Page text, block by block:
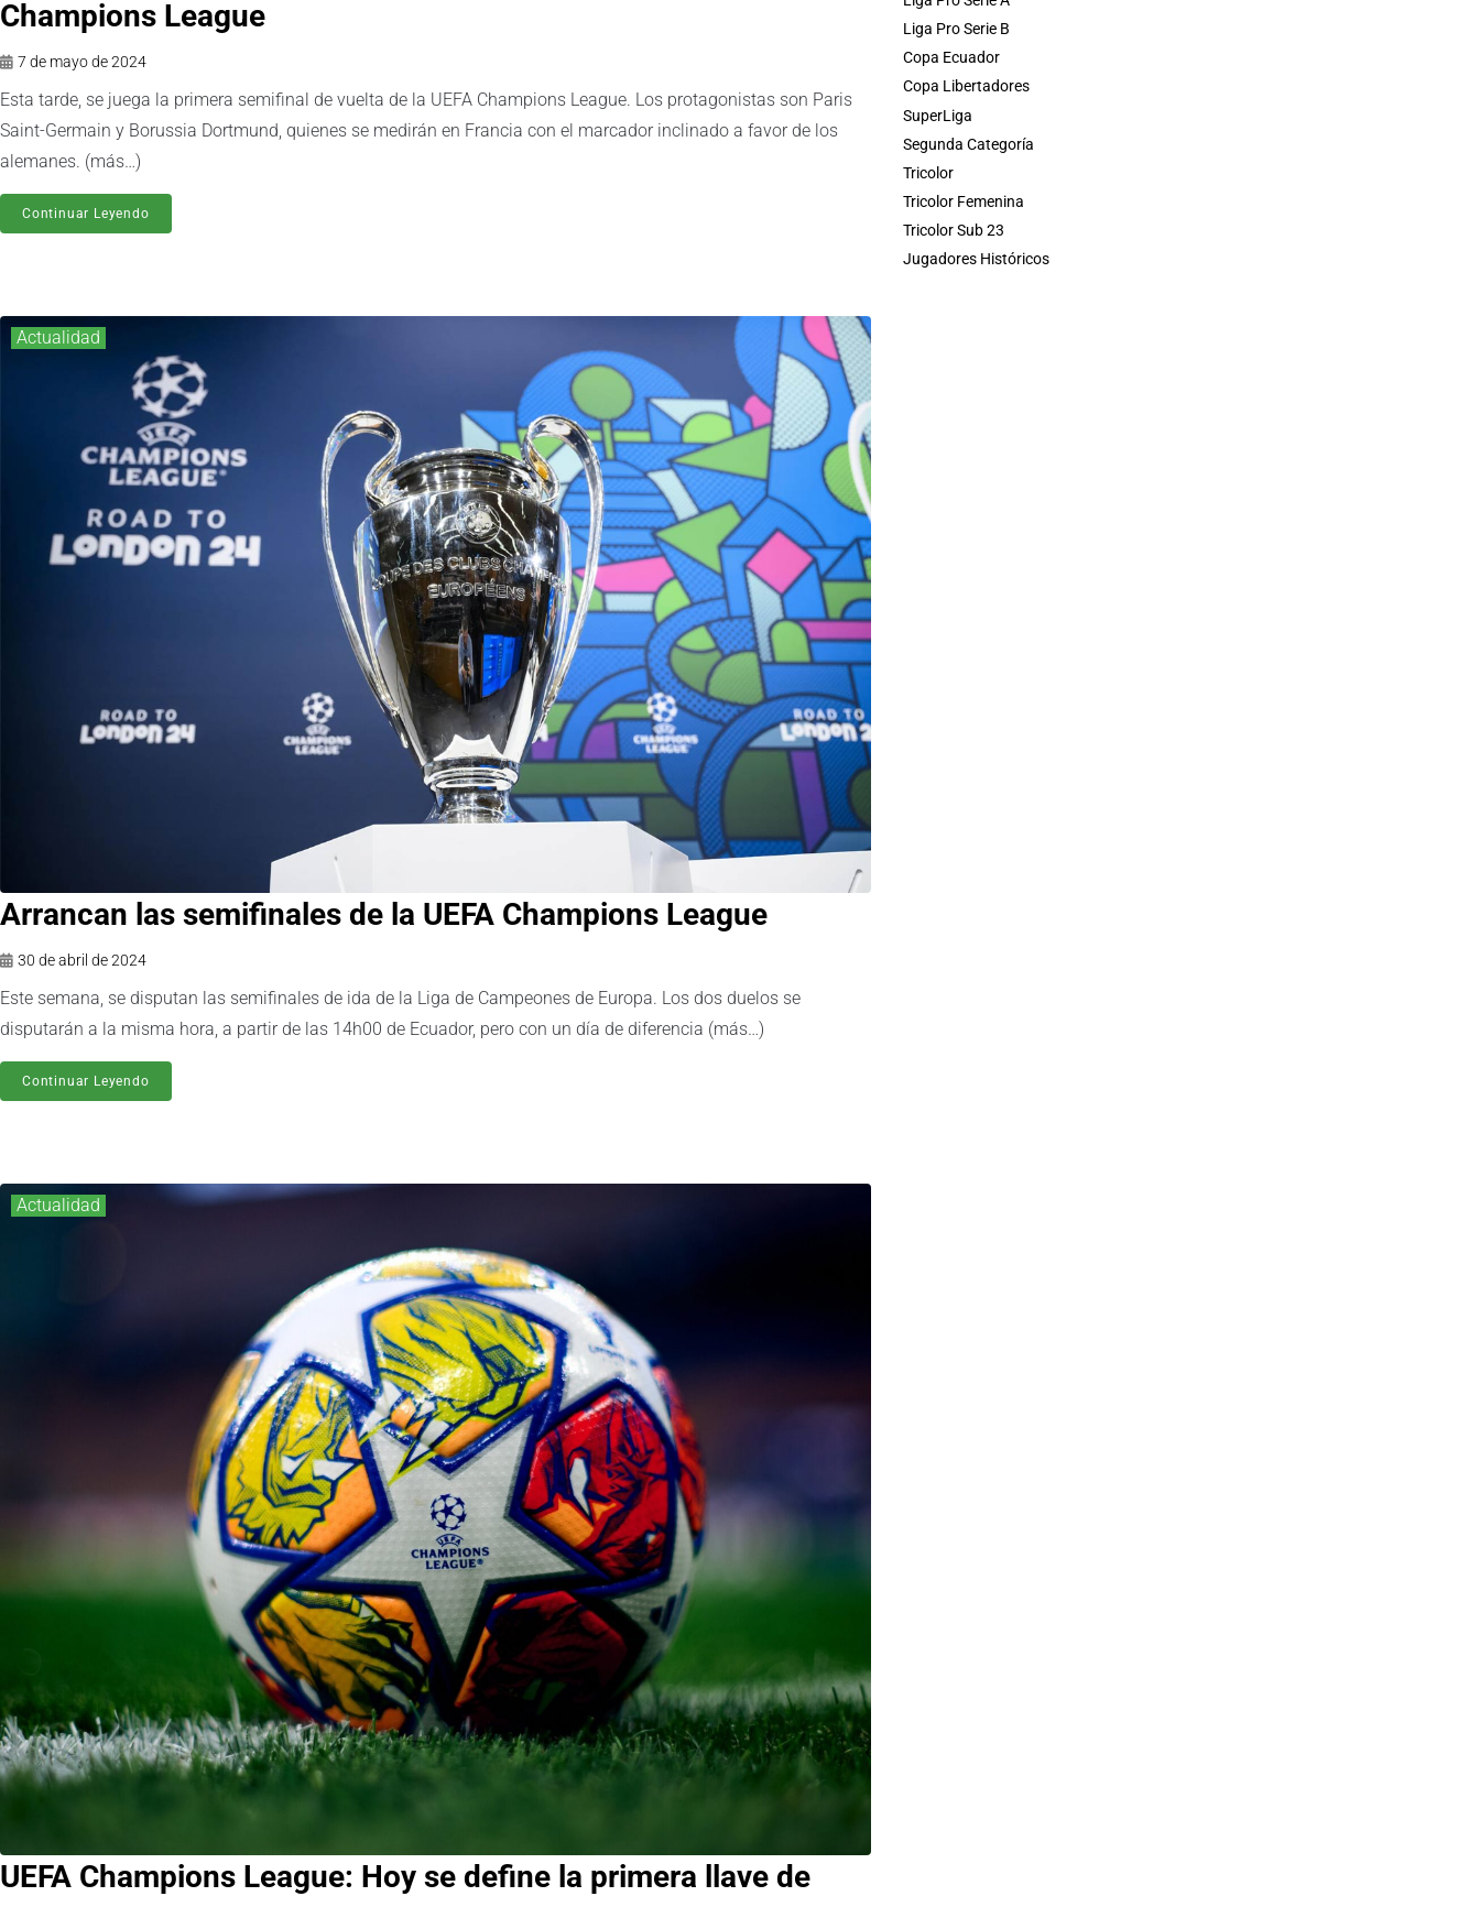
Champions League
7 de mayo de 2024
Esta tarde, se juega la primera semifinal de vuelta de la UEFA Champions League. Los protagonistas son Paris
Saint-Germain y Borussia Dortmund, quienes se medirán en Francia con el marcador inclinado a favor de los
alemanes. (más…)
Continuar Leyendo
Actualidad
Arrancan las semifinales de la UEFA Champions League
30 de abril de 2024
Este semana, se disputan las semifinales de ida de la Liga de Campeones de Europa. Los dos duelos se
disputarán a la misma hora, a partir de las 14h00 de Ecuador, pero con un día de diferencia (más…)
Continuar Leyendo
Actualidad
UEFA Champions League: Hoy se define la primera llave de
Liga Pro Serie B
Copa Ecuador
Copa Libertadores
SuperLiga
Segunda Categoría
Tricolor
Tricolor Femenina
Tricolor Sub 23
Jugadores Históricos